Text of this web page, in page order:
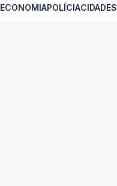
ECONOMIAPOLÍCIACIDADES